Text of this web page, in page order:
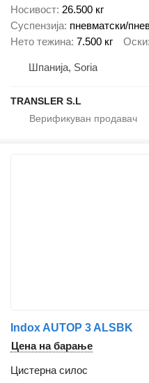
Носивост 26.500 кг
Суспензија пневматски/
Нето тежина 7.500 кг Оски
Шпанија, Soria
TRANSLER S.L
Indox AUTOP 3 ALSBK
Цена на барање
Цистерна силос